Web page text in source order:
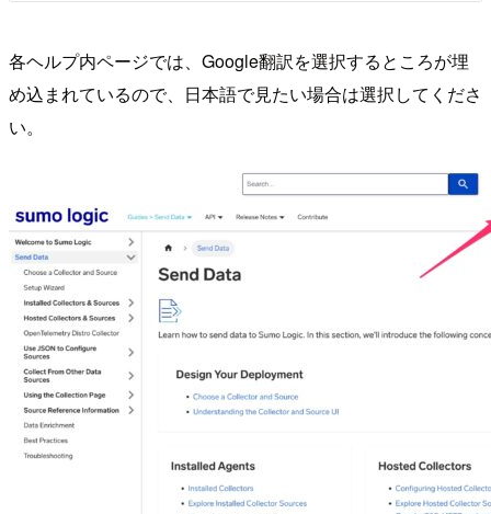
各ヘルプ内ページでは、Google翻訳を選択するところが埋
め込まれているので、日本語で見たい場合は選択してくださ
い。